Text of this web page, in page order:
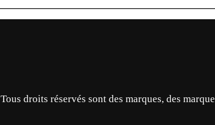
droits réservés sont des marques, des